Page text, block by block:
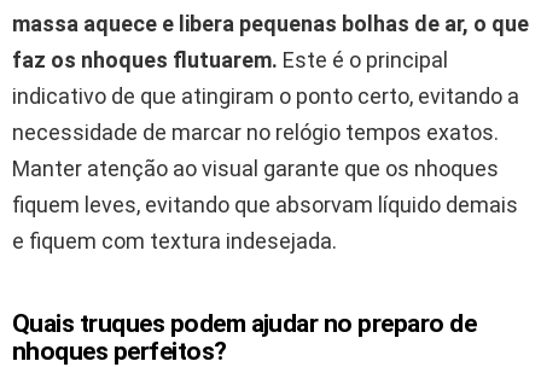
massa aquece e libera pequenas bolhas de ar, o que
faz os nhoques flutuarem. Este é o principal
indicativo de que atingiram o ponto certo, evitando a
necessidade de marcar no relógio tempos exatos.
Manter atenção ao visual garante que os nhoques
fiquem leves, evitando que absorvam líquido demais
e fiquem com textura indesejada.
Quais truques podem ajudar no preparo de
nhoques perfeitos?